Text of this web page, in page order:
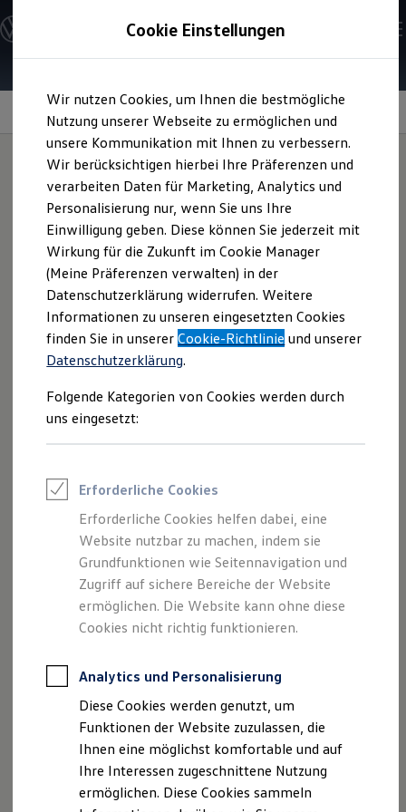
Hauptinhalt
springen
Footer
springen
Modelle & Konfigurator
Nutzfahrzeugkategorien entdecken
Modelle konfigurieren
Vorgängermodelle und Oldtimer
Vorgängermodelle
Oldtimer
Bulli Historie
Branchenlösungen & Gewerbekunden
Umbaulösungen und Hersteller finden
Auf- und Umbauten entdecken & konfigurieren
Groß- und Sonderkunden
Großkunden
Kommunen & Behörden
Journalisten
Sportvereine
Branchenlösungen
Bau & Handwerk
Gewerbliche Personenbeförderung
Service & mobile Werkstätten
Kurier, Logistik & Handel
Feuerwehr
Rettungsdienste
ONE Business ID Vorteile
Fahrzeugsuche & Marktplatz
Digitaler Marktplatz
Kauf & Finanzierung
Online-Fahrzeugbewertung
Aktionen & Angebote
E-Auto-Förderung
Für Privatkunden
Für Gewerbekunden
Profi Paket
TopDeal
Zertifizierte Gebrauchtwagen
Für Privatkunden
Für Gewerbekunden
Leasing
Für Privatkunden
Für Gewerbekunden
Versicherungen & Garantien
Garantien
Sprachassistent IDA
Ihr intelligenter Co-
Pilotfür unterwegs
Californiaversteht Sie, damit Sie Ihr Camping-
Abenteuer noch mehr genießen können: Mit dem
serienmäßigen Sprachassistenten IDA 1 bedienen Sie Ihr
Infotainmentsystem bequem per Zuruf. Wählen Sie den
passenden Reise-Soundtrack, einen Kontakt aus Ihrem
Adressbuch, oder rufen Sie spontan Ihre Liebsten an. Sagen
weiter konzentriert die Straße im Blick behalten.
IDA versteht auch spontane Formulierungen wie „Mir ist
kalt“, „Finde einen Campingplatz in der Nähe“ oder „Wo
kann ich hier Fahrräder leihen?“. Der Assistent reagiert mit
Cookie Einstellungen
Wir nutzen Cookies, um Ihnen die bestmögliche
Nutzung unserer Webseite zu ermöglichen und
unsere Kommunikation mit Ihnen zu verbessern.
Wir berücksichtigen hierbei Ihre Präferenzen und
verarbeiten Daten für Marketing, Analytics und
Personalisierung nur, wenn Sie uns Ihre
Einwilligung geben. Diese können Sie jederzeit mit
Wirkung für die Zukunft im Cookie Manager
(Meine Präferenzen verwalten) in der
Datenschutzerklärung widerrufen. Weitere
Informationen zu unseren eingesetzten Cookies
finden Sie in unsererCookie-Richtlinie und unserer
Datenschutzerklärung.
Folgende Kategorien von Cookies werden durch
uns eingesetzt:
Erforderliche Cookies
Erforderliche Cookies helfen dabei, eine
Website nutzbar zu machen, indem sie
Grundfunktionen wie Seitennavigation und
Zugriff auf sichere Bereiche der Website
ermöglichen. Die Website kann ohne diese
Cookies nicht richtig funktionieren.
Analytics und Personalisierung
Diese Cookies werden genutzt, um
Funktionen der Website zuzulassen, die
Ihnen eine möglichst komfortable und auf
Ihre Interessen zugeschnittene Nutzung
ermöglichen. Diese Cookies sammeln